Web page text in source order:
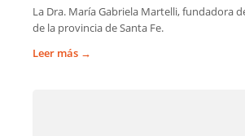
La Dra. María Gabriela Martelli, fundadora
de la provincia de Santa Fe.
Leer más →